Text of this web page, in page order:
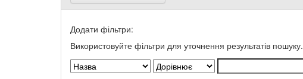
Додати фільтри:
Використовуйте фільтри для уточнення результатів пошуку.